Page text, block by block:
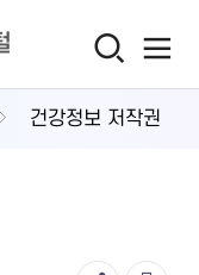
건강정보 저작권